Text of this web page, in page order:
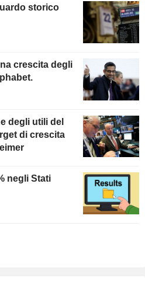
storico
crescita degli
degli utili del
di crescita
negli Stati